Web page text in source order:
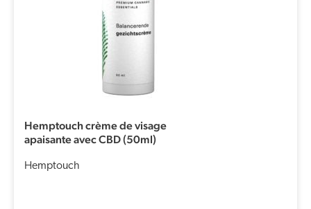
Hemptouch crème de visage
apaisante avec CBD (50ml)
Hemptouch